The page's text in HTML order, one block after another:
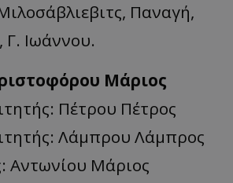
Παναγή,
Ιωάννου.
Μάριος
Πέτρου Πέτρος
Λάμπρου Λάμπρος
Αντωνίου Μάριος